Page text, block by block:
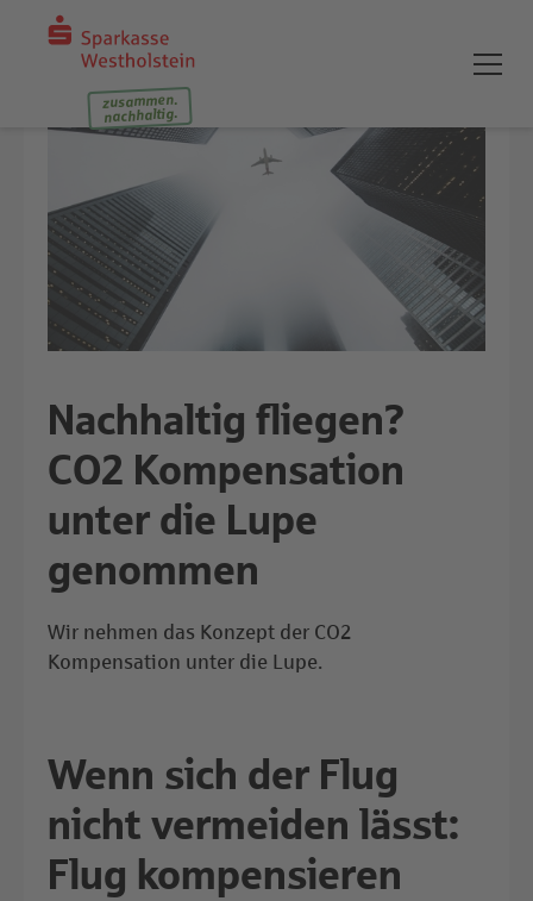
zusammen.
nachhaltig.
Nachhaltig fliegen?
CO2 Kompensation
unter die Lupe
genommen
Wir nehmen das Konzept der CO2
Kompensation unter die Lupe.
Wenn sich der Flug
nicht vermeiden lässt:
Flug kompensieren